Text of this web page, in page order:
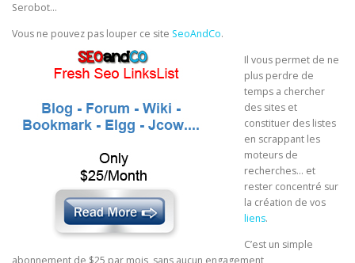
Serobot…
Vous ne pouvez pas louper ce site SeoAndCo.
Il vous permet de ne
plus perdre de
temps a chercher
des sites et
constituer des listes
en scrappant les
moteurs de
recherches… et
rester concentré sur
la création de vos
liens.
C’est un simple